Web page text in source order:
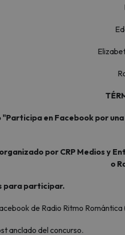
"Participa en Facebook por
por CRP Medios y
o
para participar.
de Radio Ritmo
anclado del concurso.